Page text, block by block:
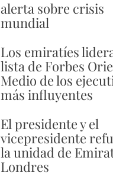
alerta sobre crisis
mundial
Los emiratíes
lista de Forbes
Medio de los
más influyentes
El presidente y el
vicepresidente
la unidad de
Londres